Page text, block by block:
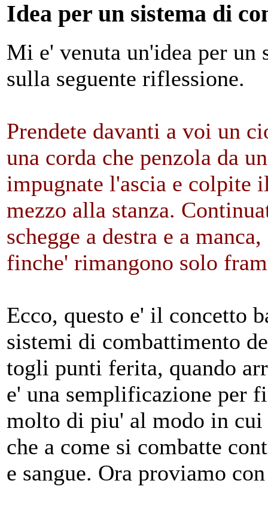
Idea per un sistema di
Mi e' venuta un'idea per un
sulla seguente riflessione.
Prendete davanti a voi un
una corda che penzola da
impugnate l'ascia e colpite
mezzo alla stanza.
schegge a destra e a
finche' rimangono solo
Ecco, questo e' il concetto
sistemi di combattimento
togli punti ferita, quando
e' una semplificazione per
molto di piu' al modo in
che a come si combatte
e sangue. Ora proviamo